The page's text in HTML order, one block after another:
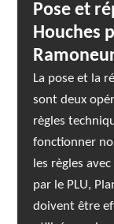
Pose et
Houches
La pose et la
sont deux
règles
fonctionner
les règles
par le PLU,
doivent être